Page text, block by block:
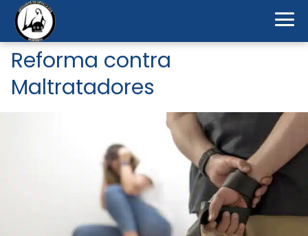
Reforma contra
Maltratadores